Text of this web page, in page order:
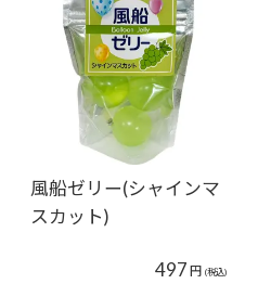
風船ゼリー(シャインマ
スカット)
497円 (税込)